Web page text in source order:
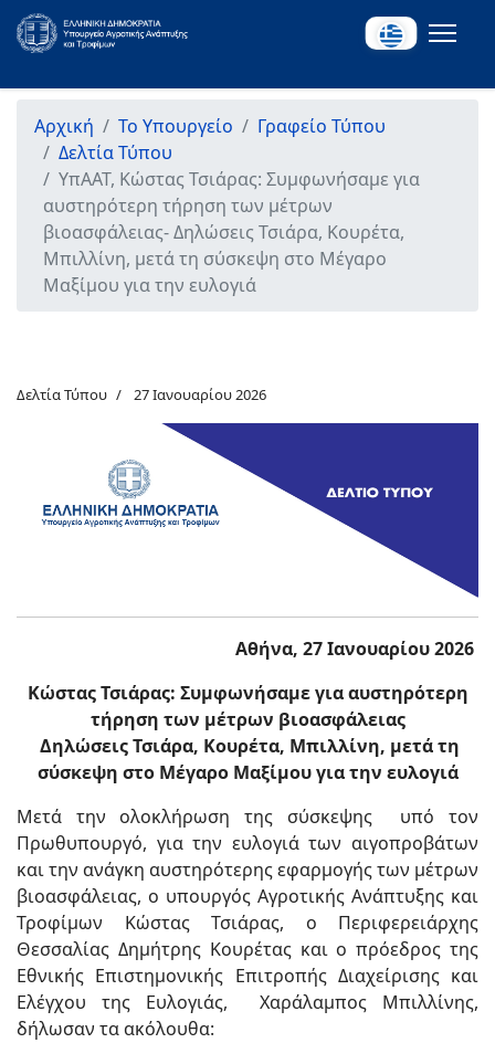
Αρχική Το Υπουργείο
Γραφείο Τύπου
Δελτία Τύπου
ΥπΑΑΤ, Κώστας Τσιάρας: Συμφωνήσαμε για
αυστηρότερη τήρηση των μέτρων
βιοασφάλειας- Δηλώσεις Τσιάρα, Κουρέτα,
Μπιλλίνη, μετά τη σύσκεψη στο Μέγαρο
Μαξίμου για την ευλογιά
Δελτία Τύπου 27 Ιανουαρίου 2026
Αθήνα, 27 Ιανουαρίου 2026
Κώστας Τσιάρας: Συμφωνήσαμε για αυστηρότερη
τήρηση των μέτρων βιοασφάλειας
Δηλώσεις Τσιάρα, Κουρέτα, Μπιλλίνη, μετά τη
σύσκεψη στο Μέγαρο Μαξίμου για την ευλογιά
Μετά την ολοκλήρωση της σύσκεψης υπό τον
Πρωθυπουργό, για την ευλογιά των αιγοπροβάτων
και την ανάγκη αυστηρότερης εφαρμογής των μέτρων
βιοασφάλειας, ο υπουργός Αγροτικής Ανάπτυξης και
Τροφίμων Κώστας Τσιάρας, ο Περιφερειάρχης
Θεσσαλίας Δημήτρης Κουρέτας και ο πρόεδρος της
Εθνικής Επιστημονικής Επιτροπής Διαχείρισης και
Ελέγχου της Ευλογιάς, Χαράλαμπος Μπιλλίνης,
δήλωσαν τα ακόλουθα: